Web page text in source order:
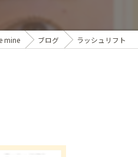
mine ブログ ラッシュリフト